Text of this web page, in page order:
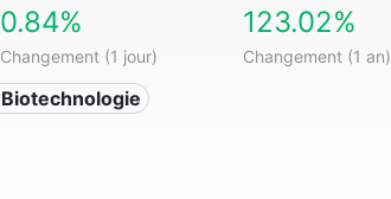
0.84%
Changement (1 jour)
123.02%
Changement (1 an)
Biotechnologie